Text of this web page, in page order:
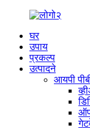
घर
उपाय
प्रकल्प
उत्पादने
आयपी